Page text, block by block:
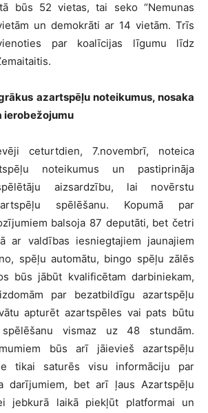
būs 52 vietas, tai seko “Nemunas
un demokrāti ar 14 vietām. Trīs
par koalīcijas līgumu līdz
azartspēļu noteikumus, nosaka
ierobežojumu
ceturtdien, 7.novembrī, noteica
noteikumus un pastiprināja
aizsardzību, lai novērstu
spēlēšanu. Kopumā par
balsoja 87 deputāti, bet četri
ar valdības iesniegtajiem jaunajiem
spēļu automātu, bingo spēļu zālēs
būs jābūt kvalificētam darbiniekam,
par bezatbildīgu azartspēļu
apturēt azartspēles vai pats būtu
vismaz uz 48 stundām.
būs arī jāievieš azartspēļu
tikai saturēs visu informāciju par
darījumiem, bet arī ļaus Azartspēļu
jebkurā laikā piekļūt platformai un